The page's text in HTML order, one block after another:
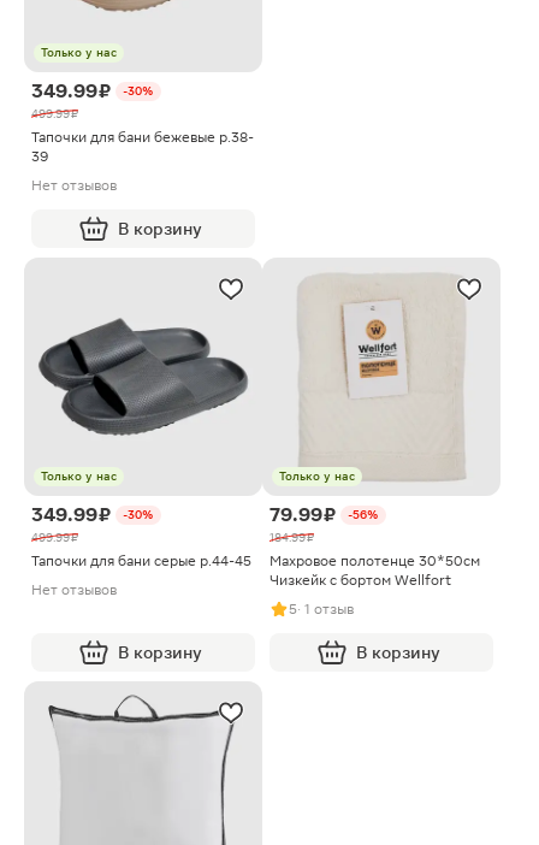
Только у нас
349.99 ₽
-30%
499.99 ₽
Тапочки для бани бежевые р.38-
39
Нет отзывов
В корзину
Только у нас
349.99 ₽
-30%
499.99 ₽
Тапочки для бани серые р.44-45
Нет отзывов
В корзину
Только у нас
79.99 ₽
-56%
184.99 ₽
Махровое полотенце 30*50см
Чизкейк с бортом Wellfort
5· 1 отзыв
В корзину